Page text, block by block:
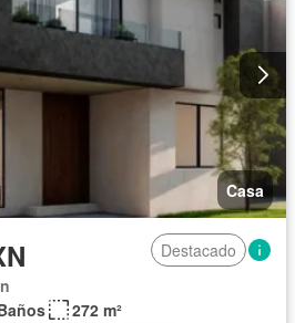
Casa
Destacado
272 m²